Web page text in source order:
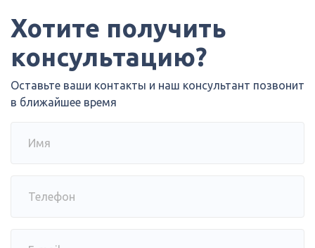
Хотите получить
консультацию?
Оставьте ваши контакты и наш консультант позвонит
в ближайшее время